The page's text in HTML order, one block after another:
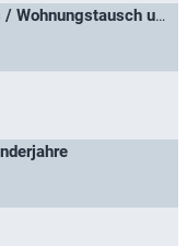
Liebeskuss am Bosporus / Wohnungstausch und Liebesrausch